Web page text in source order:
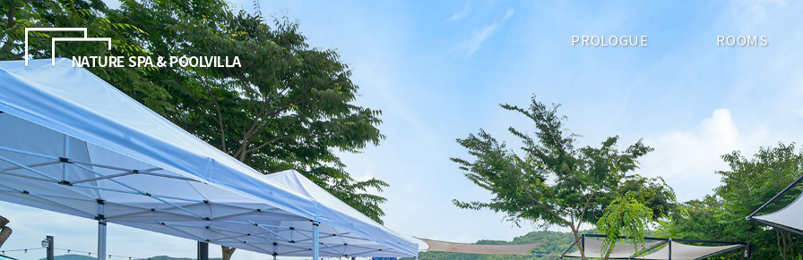
NATURE SPA & POOLVILLA
PROLOGUE ROOMS